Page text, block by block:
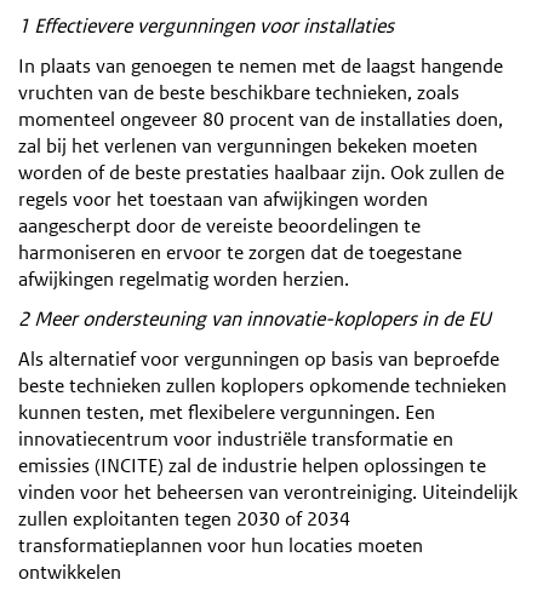
1 Effectievere vergunningen voor installaties
In plaats van genoegen te nemen met de laagst hangende
vruchten van de beste beschikbare technieken, zoals
momenteel ongeveer 80 procent van de installaties doen,
zal bij het verlenen van vergunningen bekeken moeten
worden of de beste prestaties haalbaar zijn. Ook zullen de
regels voor het toestaan van afwijkingen worden
aangescherpt door de vereiste beoordelingen te
harmoniseren en ervoor te zorgen dat de toegestane
afwijkingen regelmatig worden herzien.
2 Meer ondersteuning van innovatie-koplopers in de EU
Als alternatief voor vergunningen op basis van beproefde
beste technieken zullen koplopers opkomende technieken
kunnen testen, met flexibelere vergunningen. Een
innovatiecentrum voor industriële transformatie en
emissies (INCITE) zal de industrie helpen oplossingen te
vinden voor het beheersen van verontreiniging. Uiteindelijk
zullen exploitanten tegen 2030 of 2034
transformatieplannen voor hun locaties moeten
ontwikkelen